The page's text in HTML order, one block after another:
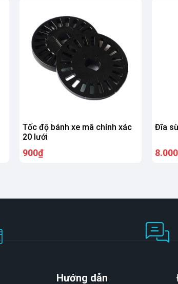
Tốc độ bánh xe mã chính xác
20 lưới
900₫
Đĩa
Hướng dẫn